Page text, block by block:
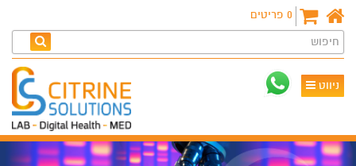
0 פריטים
חיפוש
ניווט